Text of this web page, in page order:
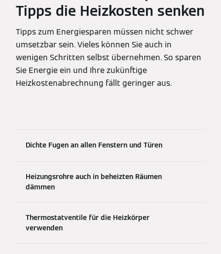
Tipps die Heizkosten senken
Tipps zum Energiesparen müssen nicht schwer
umsetzbar sein. Vieles können Sie auch in
wenigen Schritten selbst übernehmen. So sparen
Sie Energie ein und Ihre zukünftige
Heizkostenabrechnung fällt geringer aus.
Dichte Fugen an allen Fenstern und Türen
Heizungsrohre auch in beheizten Räumen
dämmen
Thermostatventile für die Heizkörper
verwenden